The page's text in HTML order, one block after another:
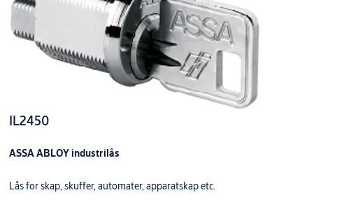
IL2450
ASSA ABLOY industrilås
Lås for skap, skuffer, automater, apparatskap etc.